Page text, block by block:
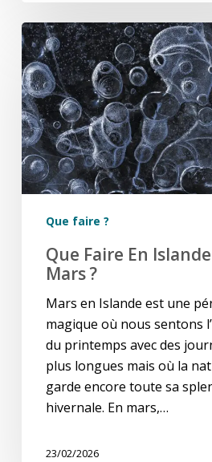
Que
faire
en
Islande
en
mars
?
Que faire ?
Que Faire En
Mars ?
Mars en Islande est une
magique où nous sentons
du printemps avec des
plus longues mais où la
garde encore toute sa
hivernale. En mars,…
23/02/2026